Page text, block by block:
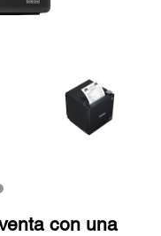
con una